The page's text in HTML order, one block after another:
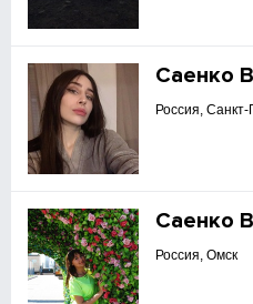
Саенко
Россия,
Саенко
Россия, Омск